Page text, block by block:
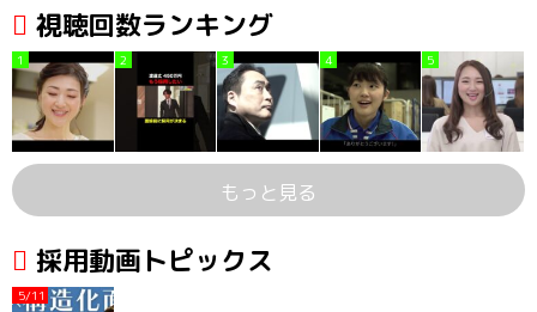
視聴回数ランキング
1 2 3 4 5
もっと見る
採用動画トピックス
5/11